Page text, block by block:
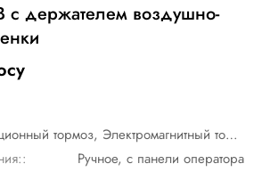
с держателем воздушно-
Фрикционный тормоз, Электромагнитный тормоз
Ручное, с панели оператора